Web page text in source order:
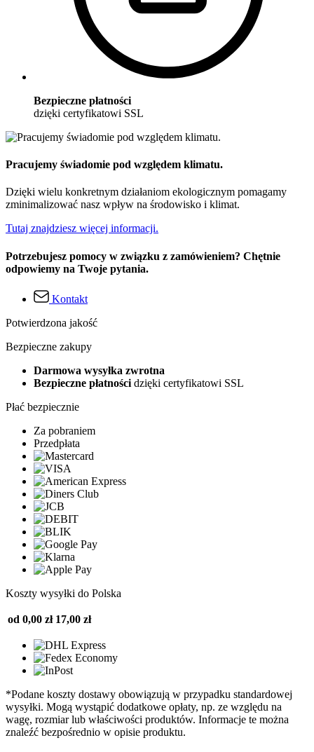
Bezpieczne płatności
dzięki certyfikatowi SSL
Pracujemy świadomie pod względem klimatu.
Dzięki wielu konkretnym działaniom ekologicznym pomagamy
zminimalizować nasz wpływ na środowisko i klimat.
Tutaj znajdziesz więcej informacji.
Potrzebujesz pomocy w związku z zamówieniem? Chętnie
odpowiemy na Twoje pytania.
Kontakt
Potwierdzona jakość
Bezpieczne zakupy
Darmowa wysyłka zwrotna
Bezpieczne płatności dzięki certyfikatowi SSL
Płać bezpiecznie
Za pobraniem
Przedpłata
Koszty wysyłki do Polska
od 0,00 zł 17,00 zł
*Podane koszty dostawy obowiązują w przypadku standardowej
wysyłki. Mogą wystąpić dodatkowe opłaty, np. ze względu na
wagę, rozmiar lub właściwości produktów. Informacje te można
znaleźć bezpośrednio w opisie produktu.